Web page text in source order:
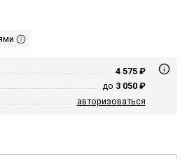
4 575 ₽
до 3 050 ₽
авторизоваться